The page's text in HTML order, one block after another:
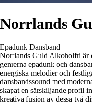
Norrlands
Epadunk Dansband
Norrlands Guld Alkoholfri är
genrerna epadunk och
energiska melodier och
dansbandssound med
skapat en särskiljande profil
kreativa fusion av dessa två